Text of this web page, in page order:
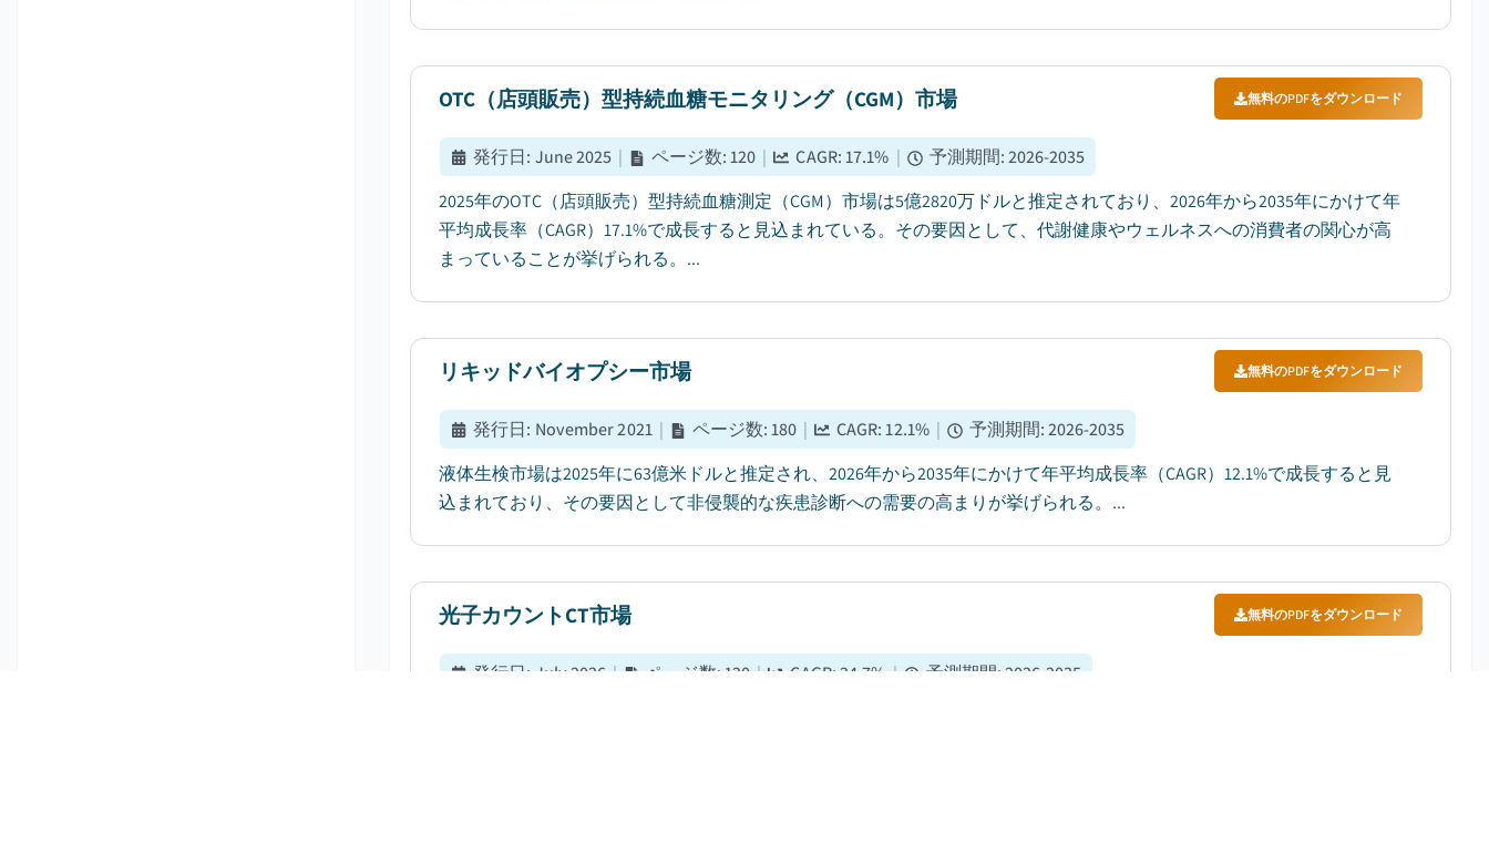
OTC（店頭販売）型持続血糖モニタリング（CGM）市場 無料のPDFをダウンロード
発行日: June 2025 | ページ数:120 | CAGR:17.1% | 予測期間:2026-2035
2025年のOTC（店頭販売）型持続血糖測定（CGM）市場は5億2820万ドルと推定されており、2026年から2035年にかけて年
平均成長率（CAGR）17.1%で成長すると見込まれている。その要因として、代謝健康やウェルネスへの消費者の関心が高
まっていることが挙げられる。...
リキッドバイオプシー市場 無料のPDFをダウンロード
発行日: November 2021 | ページ数:180 | CAGR:12.1% | 予測期間:2026-2035
液体生検市場は2025年に63億米ドルと推定され、2026年から2035年にかけて年平均成長率（CAGR）12.1%で成長すると見
込まれており、その要因として非侵襲的な疾患診断への需要の高まりが挙げられる。...
光子カウントCT市場 無料のPDFをダウンロード
発行日:July 2026 | ページ数:120 | CAGR:24.7% | 予測期間:2026-2035